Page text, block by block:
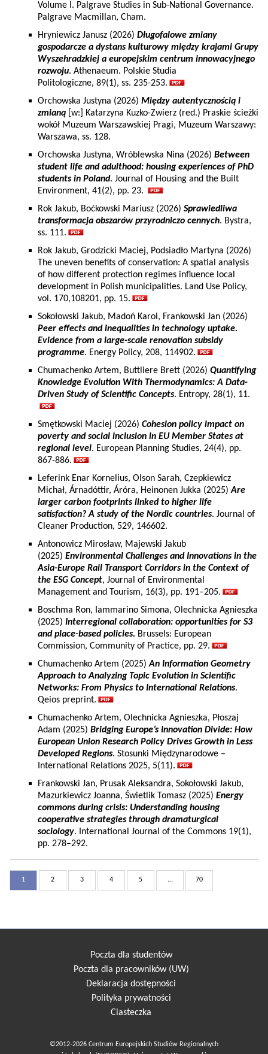
Volume I. Palgrave Studies in Sub-National Governance.
Palgrave Macmillan, Cham.
Hryniewicz Janusz (2026) Długofalowe zmiany
gospodarcze a dystans kulturowy między krajami Grupy
Wyszehradzkiej a europejskim centrum innowacyjnego
rozwoju. Athenaeum. Polskie Studia
Politologiczne, 89(1), ss. 235-253.
Orchowska Justyna (2026) Między autentycznością i
zmianą [w:] Katarzyna Kuzko-Zwierz (red.) Praskie ścieżki
wokół Muzeum Warszawskiej Pragi, Muzeum Warszawy:
Warszawa, ss. 128.
Orchowska Justyna, Wróblewska Nina (2026) Between
student life and adulthood: housing experiences of PhD
students in Poland. Journal of Housing and the Built
Environment, 41(2), pp. 23.
Rok Jakub, Boćkowski Mariusz (2026) Sprawiedliwa
transformacja obszarów przyrodniczo cennych. Bystra,
ss. 111.
Rok Jakub, Grodzicki Maciej, Podsiadło Martyna (2026)
The uneven benefits of conservation: A spatial analysis
of how different protection regimes influence local
development in Polish municipalities. Land Use Policy,
vol. 170,108201, pp. 15.
Sokołowski Jakub, Madoń Karol, Frankowski Jan (2026)
Peer effects and inequalities in technology uptake.
Evidence from a large-scale renovation subsidy
programme. Energy Policy, 208, 114902.
Chumachenko Artem, Buttliere Brett (2026) Quantifying
Knowledge Evolution With Thermodynamics: A Data-
Driven Study of Scientific Concepts. Entropy, 28(1), 11.
Smętkowski Maciej (2026) Cohesion policy impact on
poverty and social inclusion in EU Member States at
regional level. European Planning Studies, 24(4), pp.
867-886.
Leferink Enar Kornelius, Olson Sarah, Czepkiewicz
Michał, Árnadóttir, Áróra, Heinonen Jukka (2025)Are
larger carbon footprints linked to higher life
satisfaction? A study of the Nordic countries. Journal of
Cleaner Production, 529, 146602.
Antonowicz Mirosław, Majewski Jakub
(2025) Environmental Challenges and Innovations in the
Asia-Europe Rail Transport Corridors in the Context of
the ESG Concept, Journal of Environmental
Management and Tourism, 16(3), pp. 191–205.
Boschma Ron, Iammarino Simona, Olechnicka Agnieszka
(2025) Interregional collaboration: opportunities for S3
and place-based policies. Brussels: European
Commission, Community of Practice, pp. 29.
Chumachenko Artem (2025)An Information Geometry
Approach to Analyzing Topic Evolution in Scientific
Networks: From Physics to International Relations.
Qeios preprint.
Chumachenko Artem, Olechnicka Agnieszka, Płoszaj
Adam (2025) Bridging Europe’s Innovation Divide: How
European Union Research Policy Drives Growth in Less
Developed Regions. Stosunki Międzynarodowe –
International Relations 2025, 5(11).
Frankowski Jan, Prusak Aleksandra, Sokołowski Jakub,
Mazurkiewicz Joanna, Świetlik Tomasz (2025) Energy
commons during crisis: Understanding housing
cooperative strategies through dramaturgical
sociology. International Journal of the Commons 19(1),
pp. 278–292.
1 2 3 4 5 ... 70
Poczta dla studentów
Poczta dla pracowników (UW)
Deklaracja dostępności
Polityka prywatności
Ciasteczka
©2012-2026 Centrum Europejskich Studiów Regionalnych